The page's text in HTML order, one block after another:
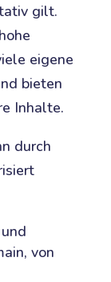
gilt.
eigene
bieten
Inhalte.
durch
von